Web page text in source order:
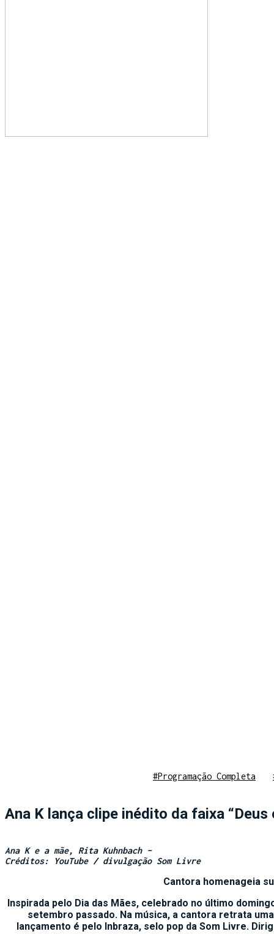
#Programação Completa
Ana K lança clipe inédito da faixa “Deus
Ana K e a mãe, Rita Kuhnbach –
Créditos: YouTube / divulgação Som Livre
Cantora homenageia
Inspirada pelo Dia das Mães, celebrado no último
setembro passado. Na música, a cantora retrata
lançamento é pelo Inbraza, selo pop da Som Livre.